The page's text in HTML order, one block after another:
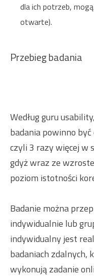
dla ich potrzeb,
otwarte).
Przebieg badania
Według guru
badania powinno
czyli 3 razy więcej w
gdyż wraz ze
poziom istotności
Badanie można
indywidualnie lub
indywidualny jest
badaniach zdalnych,
wykonują zadanie